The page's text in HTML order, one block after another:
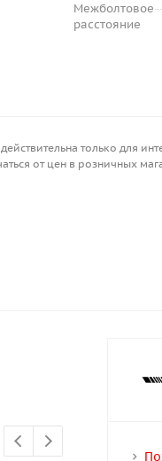
Межболтовое
расстояние
только для
от цен в розничных